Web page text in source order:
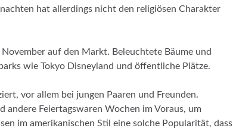
hat allerdings nicht den religiösen Charakter
auf den Markt. Beleuchtete Bäume und
wie Tokyo Disneyland und öffentliche Plätze.
vor allem bei jungen Paaren und Freunden.
Feiertagswaren Wochen im Voraus, um
im amerikanischen Stil eine solche Popularität, dass